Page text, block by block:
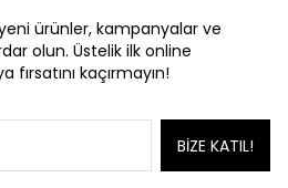
ürünler, kampanyalar ve
olun. Üstelik ilk online
kaçırmayın!
BİZE KATIL!